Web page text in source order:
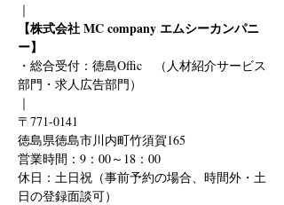
｜
【株式会社 MC company エムシーカンパニ
ー】
・総合受付：徳島Offic　（人材紹介サービス
部門・求人広告部門）
｜
〒771-0141
徳島県徳島市川内町竹須賀165
営業時間：9：00～18：00
休日：土日祝（事前予約の場合、時間外・土
日の登録面談可）